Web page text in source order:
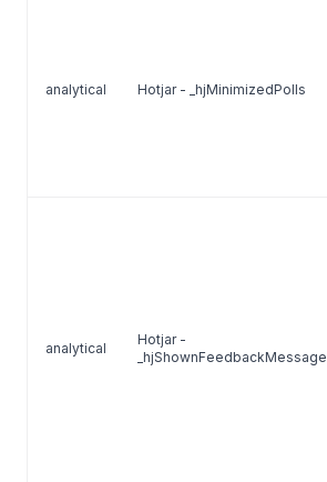
analytical Hotjar - _hjMinimizedPolls
analytical
Hotjar -
_hjShownFeedbackMessage